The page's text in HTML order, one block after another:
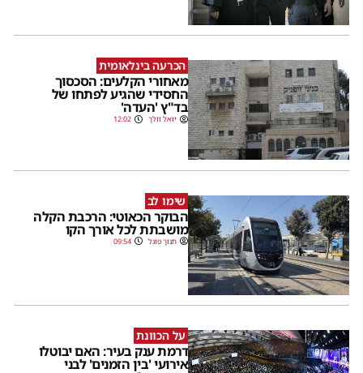
הכרעה בינלאומית
מאחורי הקלעים: הסכסוך
החסידי שהגיע לפתחו של
בד"ץ 'העדה'
יואל וולך 12:02
שימו לב
הבוקר הכאוטי: הרכבת הקלה
מושבתת לכל אורך הקו
חנוך פוגל 09:54
על הכוונת
דרמת ענק בעיר: האם יבוטלו
אירועי 'בין הזמנים' לבני